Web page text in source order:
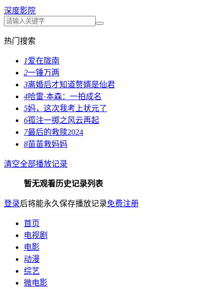
深度影院
热门搜索
1爱在陇南
2一锤万两
3离婚后才知道赘婿是仙君
4哈雷·本森：一拍成名
5妈，这次我考上状元了
6孤注一掷之风云再起
7最后的救赎2024
8苗苗救妈妈
清空全部播放记录
暂无观看历史记录列表
登录后将能永久保存播放记录免费注册
首页
电视剧
电影
动漫
综艺
微电影